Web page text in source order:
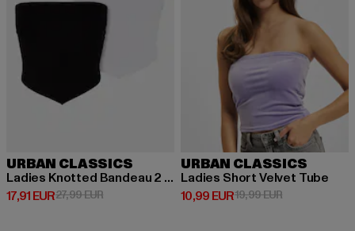
URBAN CLASSICS
Ladies Knotted Bandeau 2 Pack
17,91 EUR
Derzeitiger Preis: 17,91 EUR
27,99 EURAktionspreis: 27,99 EUR
URBAN CLASSICS
Ladies Short Velvet Tube
10,99 EUR
Derzeitiger Preis: 10,99 EUR
19,99 EURAktionspreis: